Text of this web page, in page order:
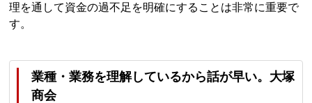
理を通して資金の過不足を明確にすることは非常に重要で
す。
業種・業務を理解しているから話が早い。大塚
商会